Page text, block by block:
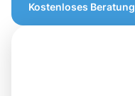
Kostenloses Beratung